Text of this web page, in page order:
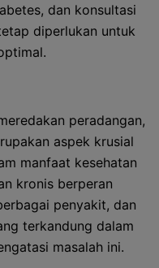
dan konsultasi
diperlukan untuk
peradangan,
aspek krusial
manfaat kesehatan
kronis berperan
penyakit, dan
terkandung dalam
masalah ini.